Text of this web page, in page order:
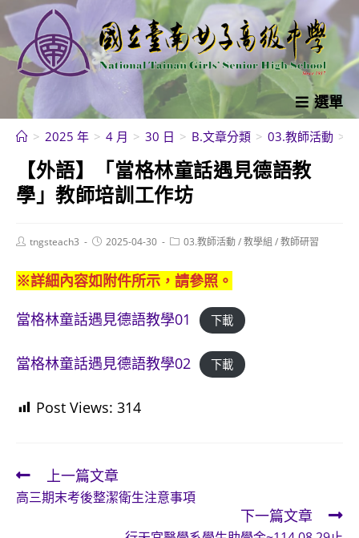
跳
轉
至
內
選單
> 2025 年 > 4 月 > 30 日 > B.文章分類 > 03.教師活動 >
【外語】「當格林童話遇見德語教
學」教師培訓工作坊
Posttngsteach3
Post2025-04-30
Post03.教師活動/教學組 /教師研習
※詳細內容如附件所示，請參照。
當格林童話遇見德語教學01
下載
當格林童話遇見德語教學02 下載
Post Views: 314
Read
more
上一篇文章
高三期末考後整潔衛生注意事項
下一篇文章